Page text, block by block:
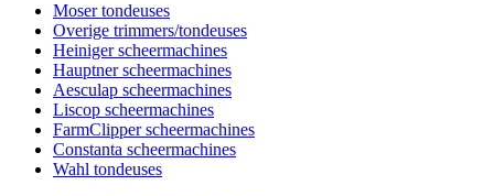
Moser tondeuses
Overige trimmers/tondeuses
Heiniger scheermachines
Hauptner scheermachines
Aesculap scheermachines
Liscop scheermachines
FarmClipper scheermachines
Constanta scheermachines
Wahl tondeuses